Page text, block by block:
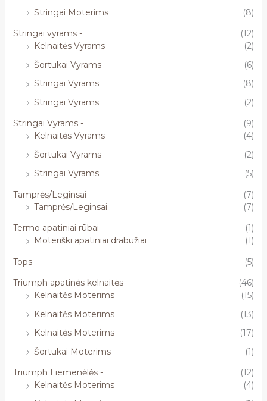
Stringai Moterims
(8)
Stringai vyrams -
(12)
Kelnaitės Vyrams
(2)
Šortukai Vyrams
(6)
Stringai Vyrams
(8)
Stringai Vyrams
(2)
Stringai Vyrams -
(9)
Kelnaitės Vyrams
(4)
Šortukai Vyrams
(2)
Stringai Vyrams
(5)
Tamprės/Leginsai -
(7)
Tamprės/Leginsai
(7)
Termo apatiniai rūbai -
(1)
Moteriški apatiniai drabužiai
(1)
Tops
(5)
Triumph apatinės kelnaitės -
(46)
Kelnaitės Moterims
(15)
Kelnaitės Moterims
(13)
Kelnaitės Moterims
(17)
Šortukai Moterims
(1)
Triumph Liemenėlės -
(12)
Kelnaitės Moterims
(4)